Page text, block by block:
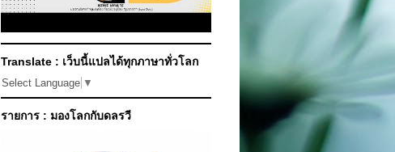
Translate : เว็บนี้แปลได้ทุกภาษาทั่วโลก
Select Language ▼
รายการ : มองโลกกับดลรวี